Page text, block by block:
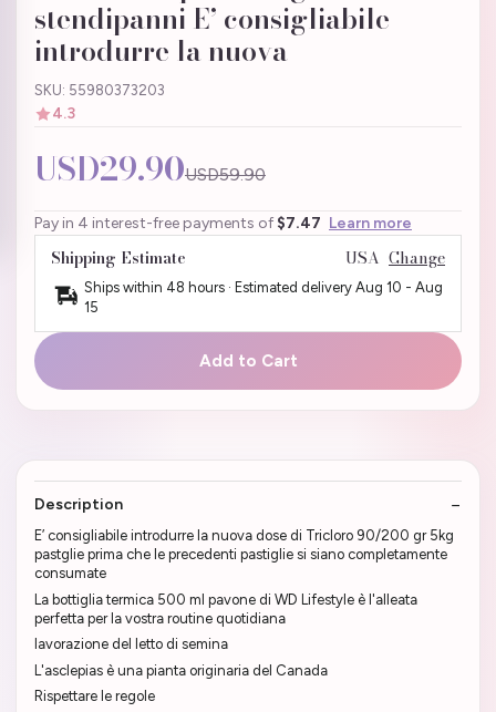
stendipanni E’ consigliabile
introdurre la nuova
SKU: 55980373203
4.3
USD29.90USD59.90
Pay in 4 interest-free payments of $7.47 Learn more
Shipping Estimate USA Change
Ships within 48 hours · Estimated delivery Aug 10 - Aug
15
Add to Cart
Description
E’ consigliabile introdurre la nuova dose di Tricloro 90/200 gr 5kg
pastglie prima che le precedenti pastiglie si siano completamente
consumate
La bottiglia termica 500 ml pavone di WD Lifestyle è l'alleata
perfetta per la vostra routine quotidiana
lavorazione del letto di semina
L'asclepias è una pianta originaria del Canada
Rispettare le regole